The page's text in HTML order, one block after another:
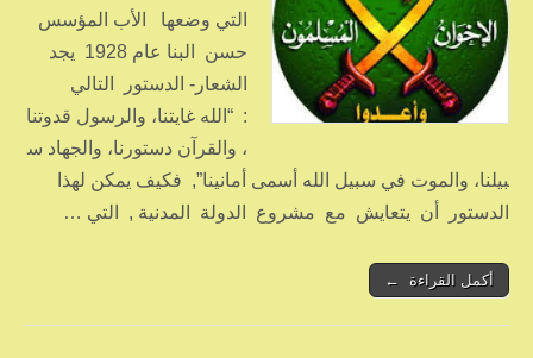
التي وضعها الأب المؤسس
حسن البنا عام 1928 يجد
الشعار- الدستور التالي
: “الله غايتنا، والرسول قدوتنا
، والقرآن دستورنا، والجهاد س
بيلنا، والموت في سبيل الله أسمى أمانينا”, فكيف يمكن لهذا
الدستور أن يتعايش مع مشروع الدولة المدنية , التي …
أكمل القراءة ←